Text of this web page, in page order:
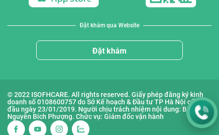
Đặt khám qua Website
Đặt khám
© 2022 ISOFHCARE. All rights reserved. Giấy phép đăng ký kinh
doanh số 0108600757 do Sở Kế hoạch & Đầu tư TP Hà Nội cấp lần
đầu ngày 23/01/2019. Người chịu trách nhiệm nội dung: Bà
Nguyễn Bích Phượng. Chức vụ: Giám đốc vận hành